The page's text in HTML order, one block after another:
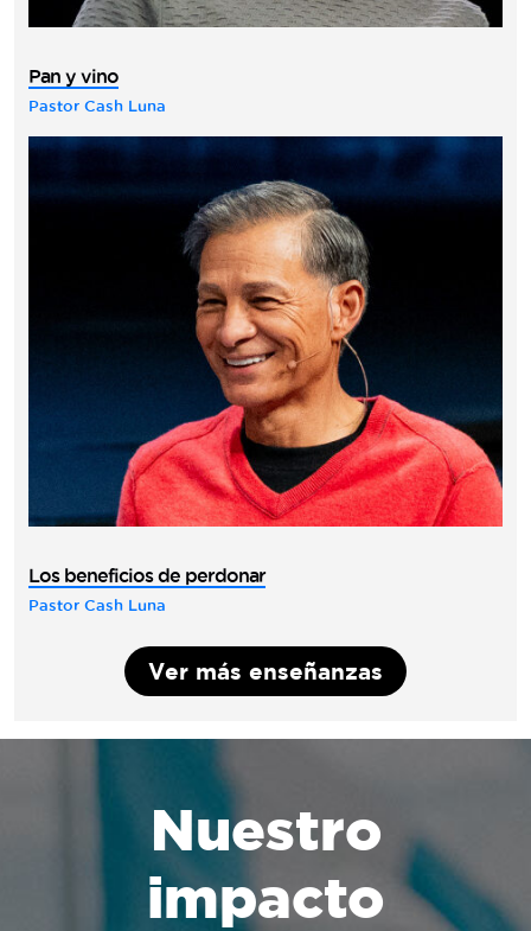
Pan y vino
Pastor Cash Luna
Los beneficios de perdonar
Pastor Cash Luna
Ver más enseñanzas
Nuestro
impacto